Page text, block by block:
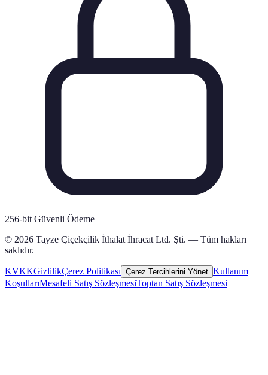
256-bit Güvenli Ödeme
© 2026 Tayze Çiçekçilik İthalat İhracat Ltd. Şti. — Tüm hakları
saklıdır.
KVKKGizlilikÇerez Politikası Çerez Tercihlerini Yönet Kullanım
KoşullarıMesafeli Satış SözleşmesiToptan Satış Sözleşmesi